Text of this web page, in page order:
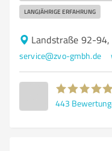
LANGJÄHRIGE ERFAHRUNG
Landstraße 92-
service@zvo-gmbh.de
443